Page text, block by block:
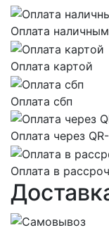
Оплата
Оплата картой
Оплата сбп
Оплата через
Оплата в